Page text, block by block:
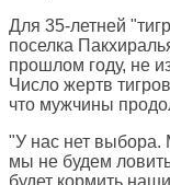
Для 35-летней
поселка
прошлом году, не
Число жертв
что мужчины
"У нас нет выбора.
мы не будем